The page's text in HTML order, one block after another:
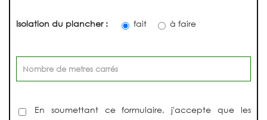
Isolation du plancher : fait à faire
En soumettant ce formulaire, j'accepte que les